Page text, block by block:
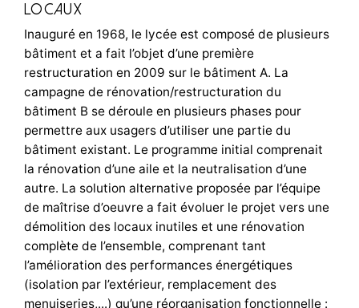
locaux
Inauguré en 1968, le lycée est composé de plusieurs
bâtiment et a fait l’objet d’une première
restructuration en 2009 sur le bâtiment A. La
campagne de rénovation/restructuration du
bâtiment B se déroule en plusieurs phases pour
permettre aux usagers d’utiliser une partie du
bâtiment existant. Le programme initial comprenait
la rénovation d’une aile et la neutralisation d’une
autre. La solution alternative proposée par l’équipe
de maîtrise d’oeuvre a fait évoluer le projet vers une
démolition des locaux inutiles et une rénovation
complète de l’ensemble, comprenant tant
l’amélioration des performances énergétiques
(isolation par l’extérieur, remplacement des
menuiseries,...) qu’une réorganisation fonctionnelle :